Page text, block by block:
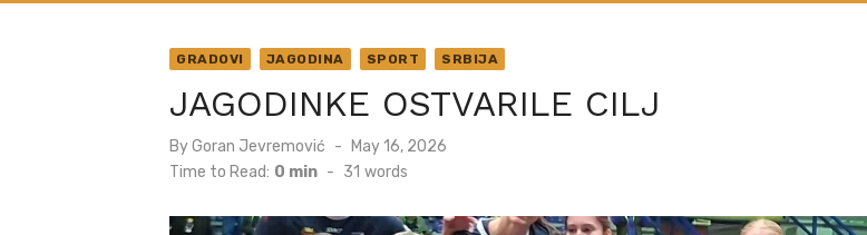
GRADOVI JAGODINA SPORT SRBIJA
JAGODINKE OSTVARILE CILJ
ByGoran Jevremović
Posted
on
May 16, 2026
Time to Read: 0 min - 31 words